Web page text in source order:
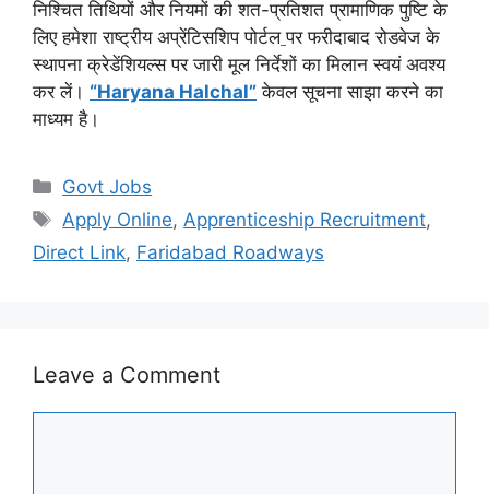
निश्चित तिथियों और नियमों की शत-प्रतिशत प्रामाणिक पुष्टि के
लिए हमेशा राष्ट्रीय अप्रेंटिसशिप पोर्टल पर फरीदाबाद रोडवेज के
स्थापना क्रेडेंशियल्स पर जारी मूल निर्देशों का मिलान स्वयं अवश्य
कर लें। “Haryana Halchal” केवल सूचना साझा करने का
माध्यम है।
Categories
Govt Jobs
Tags
Apply Online,Apprenticeship Recruitment,
Direct Link, Faridabad Roadways
Leave a Comment